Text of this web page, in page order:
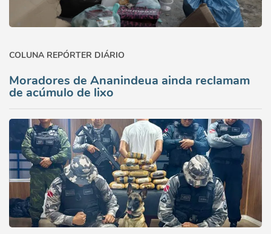
COLUNA REPÓRTER DIÁRIO
Moradores de Ananindeua ainda reclamam
de acúmulo de lixo